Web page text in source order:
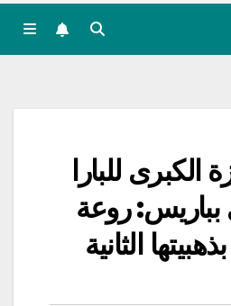
الكبرى للبارا
بباريس: روعة
الثانية